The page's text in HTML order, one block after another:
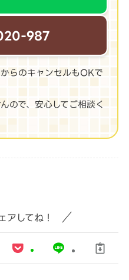
987
らのキャンセルもOKで
ので、安心してご相談く
アしてね！